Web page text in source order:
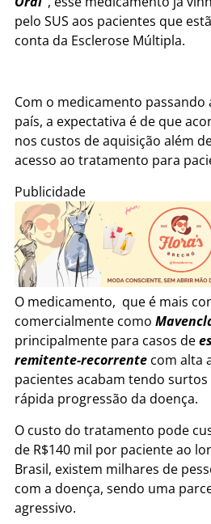
pelo SUS aos pacientes que
conta da Esclerose Múltipla.
Com o medicamento
país, a expectativa é de que
nos custos de aquisição além
acesso ao tratamento para
Publicidade
O medicamento, que é mais
comercialmente como
principalmente para casos de
remitente-recorrente com alta
pacientes acabam tendo
rápida progressão da doença.
O custo do tratamento pode
de R$140 mil por paciente ao
Brasil, existem milhares de
com a doença, sendo uma
agressivo.